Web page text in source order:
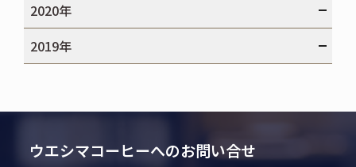
2020年
2019年
ウエシマコーヒーへのお問い合せ